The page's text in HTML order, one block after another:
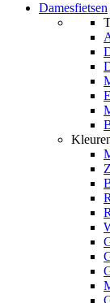
Damesfietsen